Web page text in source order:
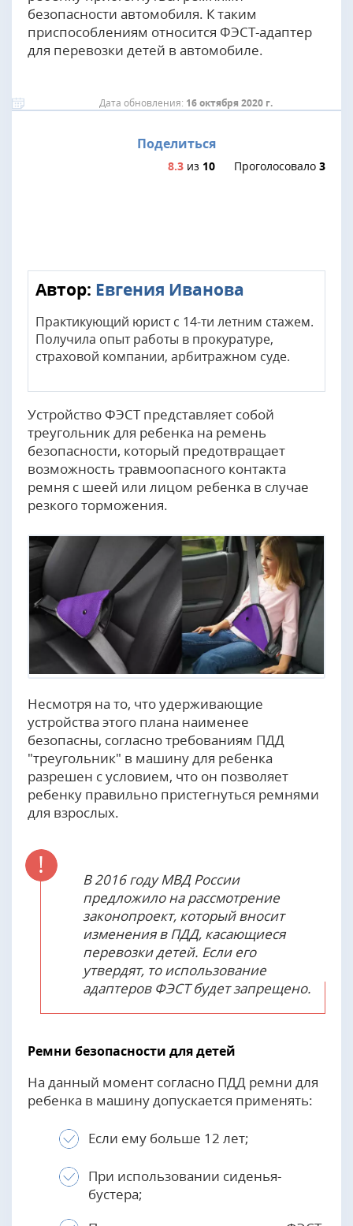
безопасности автомобиля. К таким
приспособлениям относится ФЭСТ-адаптер
для перевозки детей в автомобиле.
Устройство ФЭСТ представляет собой
треугольник для ребенка на ремень
безопасности, который предотвращает
возможность травмоопасного контакта
ремня с шеей или лицом ребенка в случае
резкого торможения.
Несмотря на то, что удерживающие
устройства этого плана наименее
безопасны, согласно требованиям ПДД
"треугольник" в машину для ребенка
разрешен с условием, что он позволяет
ребенку правильно пристегнуться ремнями
для взрослых.
В 2016 году МВД России
предложило на рассмотрение
законопроект, который вносит
изменения в ПДД, касающиеся
перевозки детей. Если его
утвердят, то использование
адаптеров ФЭСТ будет запрещено.
Ремни безопасности для детей
На данный момент согласно ПДД ремни для
ребенка в машину допускается применять:
Если ему больше 12 лет;
При использовании сиденья-
бустера;
Дата обновления: 16 октября 2020 г.
Поделиться
8.3 из 10 Проголосовало 3
Автор: Евгения Иванова
Практикующий юрист с 14-ти летним стажем.
Получила опыт работы в прокуратуре,
страховой компании, арбитражном суде.